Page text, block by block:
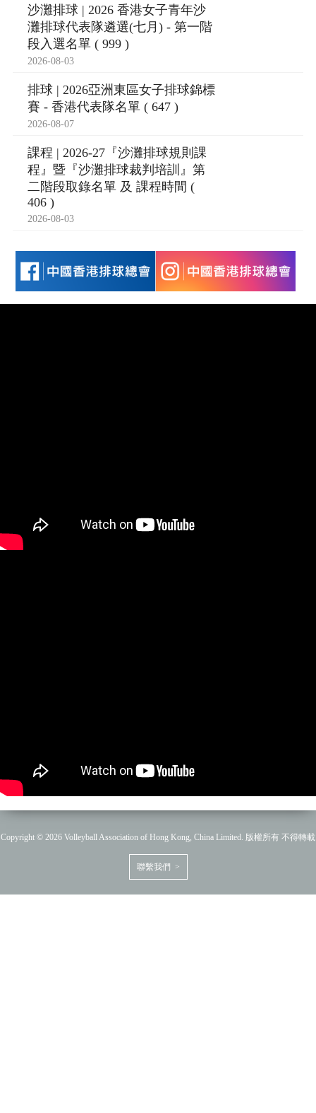
沙灘排球 | 2026 香港女子青年沙
灘排球代表隊遴選(七月) - 第一階
段入選名單 ( 999 )
2026-08-03
排球 | 2026亞洲東區女子排球錦標
賽 - 香港代表隊名單 ( 647 )
2026-08-07
課程 | 2026-27『沙灘排球規則課
程』暨『沙灘排球裁判培訓』第
二階段取錄名單 及 課程時間 (
406 )
2026-08-03
Copyright © 2026 Volleyball Association of Hong Kong, China Limited. 版權所有 不得轉載
聯繫我們 >